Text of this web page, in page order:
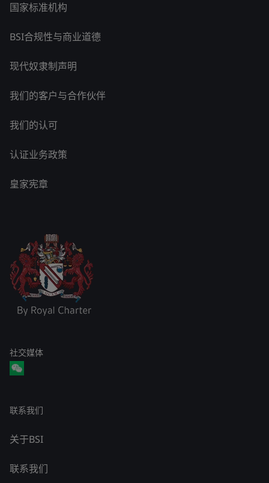
国家标准机构
BSI合规性与商业道德
现代奴隶制声明
我们的客户与合作伙伴
我们的认可
认证业务政策
皇家宪章
社交媒体
联系我们
关于BSI
联系我们